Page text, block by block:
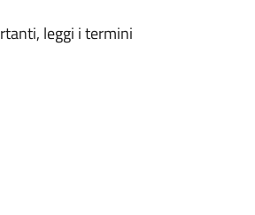
leggi i termini